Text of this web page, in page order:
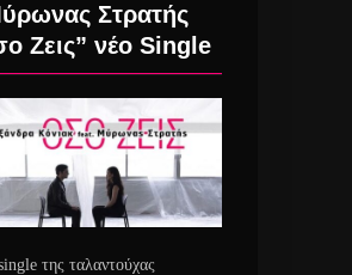
Στρατής
Ζεις” νέο Single
της ταλαντούχας